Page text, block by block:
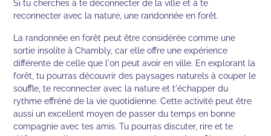
Si tu cherches à te déconnecter de la ville et à te
reconnecter avec la nature, une randonnée en forêt.
La randonnée en forêt peut être considérée comme une
sortie insolite à Chambly, car elle offre une expérience
différente de celle que l'on peut avoir en ville. En explorant la
forêt, tu pourras découvrir des paysages naturels à couper le
souffle, te reconnecter avec la nature et t'échapper du
rythme effréné de la vie quotidienne. Cette activité peut être
aussi un excellent moyen de passer du temps en bonne
compagnie avec tes amis. Tu pourras discuter, rire et te